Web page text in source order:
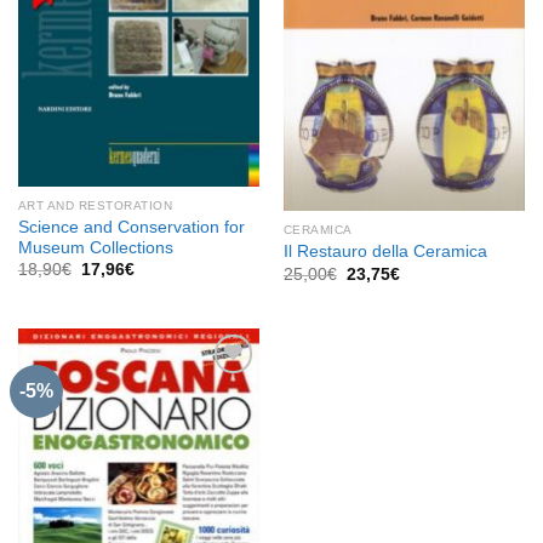
ART AND RESTORATION
Science and Conservation for
Museum Collections
18,90€
Il
18,90€.
17,96€Il
17,96€.
CERAMICA
Il Restauro della Ceramica
25,00€ Il
23,75€Il
-5%
Aggiungi
alla lista
dei
desideri